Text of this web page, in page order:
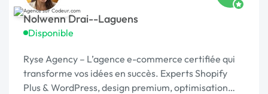
Nolwenn Drai--Laguens
Disponible
Ryse Agency – L’agence e-commerce certifiée qui
transforme vos idées en succès. Experts Shopify
Plus & WordPress, design premium, optimisation